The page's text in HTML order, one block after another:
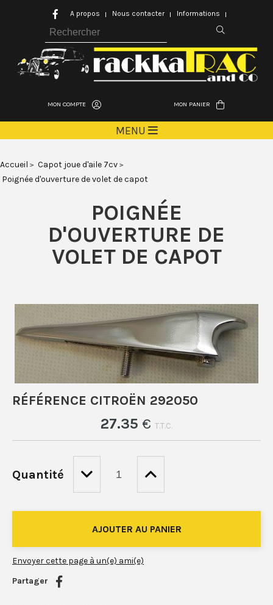
MON COMPTE MON PANIER
MENU
Accueil
Capot joue d'aile 7cv
Poignée d'ouverture de volet de capot
POIGNÉE
D'OUVERTURE DE
VOLET DE CAPOT
RÉFÉRENCE CITROËN 292050
27.35 € T.T.C.
Quantité
Envoyer cette page à un(e) ami(e)
Partager
A propos Nous contacter Informations